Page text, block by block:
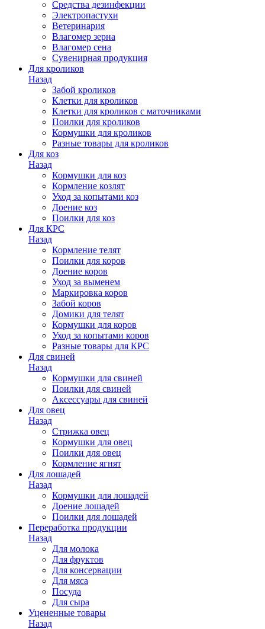
Средства дезинфекции
Электропастухи
Ветеринария
Влагомер зерна
Влагомер сена
Сувенирная продукция
Для кроликов
Назад
Забой кроликов
Клетки для кроликов
Клетки для кроликов с маточниками
Поилки для кроликов
Кормушки для кроликов
Разные товары для кроликов
Для коз
Назад
Кормушки для коз
Кормление козлят
Уход за копытами коз
Доение коз
Поилки для коз
Для КРС
Назад
Кормление телят
Поилки для коров
Доение коров
Уход за выменем
Маркировка коров
Забой коров
Домики для телят
Кормушки для коров
Уход за копытами коров
Разные товары для КРС
Для свиней
Назад
Кормушки для свиней
Поилки для свиней
Аксессуары для свиней
Для овец
Назад
Стрижка овец
Кормушки для овец
Поилки для овец
Кормление ягнят
Для лошадей
Назад
Кормушки для лошадей
Доение лошадей
Поилки для лошадей
Переработка продукции
Назад
Для молока
Для фруктов
Для консервации
Для мяса
Посуда
Для сыра
Уцененные товары
Назад